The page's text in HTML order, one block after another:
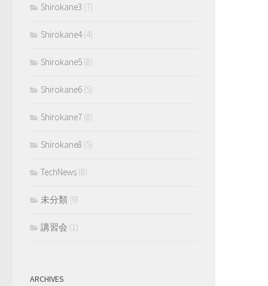
Shirokane3 (7)
Shirokane4(4)
Shirokane5 (8)
Shirokane6 (5)
Shirokane7 (8)
Shirokane8 (5)
TechNews (8)
未分類 (9)
講習会 (1)
ARCHIVES